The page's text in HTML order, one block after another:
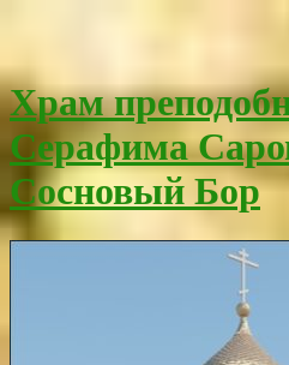
Храм
Серафима
Сосновый Бор